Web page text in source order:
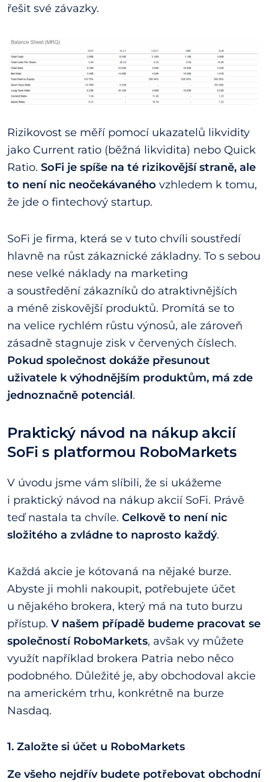
řešit své závazky.
Rizikovost se měří pomocí ukazatelů likvidity
jako Current ratio (běžná likvidita) nebo Quick
Ratio. SoFi je spíše na té rizikovější straně, ale
to není nic neočekávaného vzhledem k tomu,
že jde o fintechový startup.
SoFi je firma, která se v tuto chvíli soustředí
hlavně na růst zákaznické základny. To s sebou
nese velké náklady na marketing
a soustředění zákazníků do atraktivnějších
a méně ziskovější produktů. Promítá se to
na velice rychlém růstu výnosů, ale zároveň
zásadně stagnuje zisk v červených číslech.
Pokud společnost dokáže přesunout
uživatele k výhodnějším produktům, má zde
jednoznačně potenciál.
Praktický návod na nákup akcií
SoFi s platformou RoboMarkets
V úvodu jsme vám slíbili, že si ukážeme
i praktický návod na nákup akcií SoFi. Právě
teď nastala ta chvíle. Celkově to není nic
složitého a zvládne to naprosto každý.
Každá akcie je kótovaná na nějaké burze.
Abyste ji mohli nakoupit, potřebujete účet
u nějakého brokera, který má na tuto burzu
přístup. V našem případě budeme pracovat se
společností RoboMarkets, avšak vy můžete
využít například brokera Patria nebo něco
podobného. Důležité je, aby obchodoval akcie
na americkém trhu, konkrétně na burze
Nasdaq.
1. Založte si účet u RoboMarkets
Ze všeho nejdřív budete potřebovat obchodní